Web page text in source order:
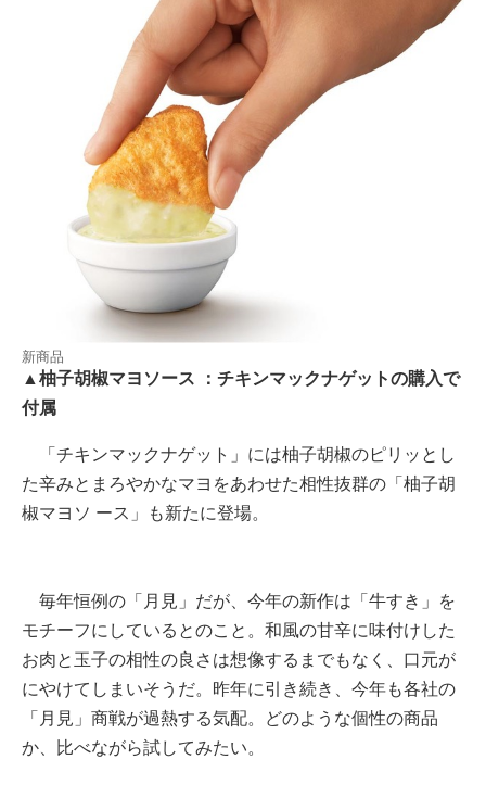
新商品
▲柚子胡椒マヨソース ：チキンマックナゲットの購入で
付属
「チキンマックナゲット」には柚子胡椒のピリッとし
た辛みとまろやかなマヨをあわせた相性抜群の「柚子胡
椒マヨソ ース」も新たに登場。
毎年恒例の「月見」だが、今年の新作は「牛すき」を
モチーフにしているとのこと。和風の甘辛に味付けした
お肉と玉子の相性の良さは想像するまでもなく、口元が
にやけてしまいそうだ。昨年に引き続き、今年も各社の
「月見」商戦が過熱する気配。どのような個性の商品
か、比べながら試してみたい。